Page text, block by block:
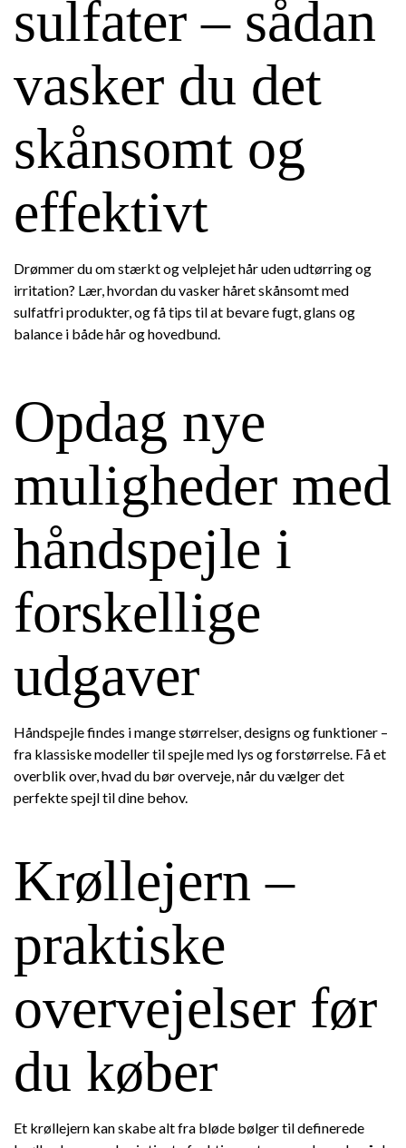
sulfater – sådan
vasker du det
skånsomt og
effektivt
Drømmer du om stærkt og velplejet hår uden udtørring og
irritation? Lær, hvordan du vasker håret skånsomt med
sulfatfri produkter, og få tips til at bevare fugt, glans og
balance i både hår og hovedbund.
Opdag nye
muligheder med
håndspejle i
forskellige
udgaver
Håndspejle findes i mange størrelser, designs og funktioner –
fra klassiske modeller til spejle med lys og forstørrelse. Få et
overblik over, hvad du bør overveje, når du vælger det
perfekte spejl til dine behov.
Krøllejern –
praktiske
overvejelser før
du køber
Et krøllejern kan skabe alt fra bløde bølger til definerede